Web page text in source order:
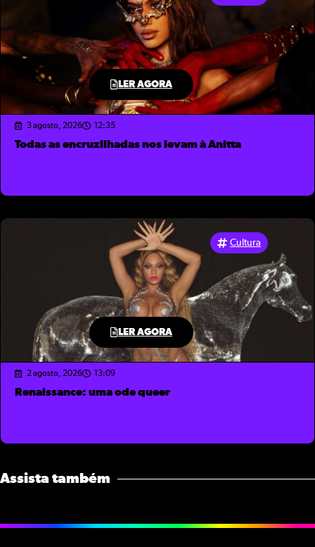
LER AGORA
3 agosto, 2026 12:35
Todas as encruzilhadas nos levam à Anitta
LER AGORA
Cultura
2 agosto, 2026 13:09
Renaissance: uma ode queer
Assista também